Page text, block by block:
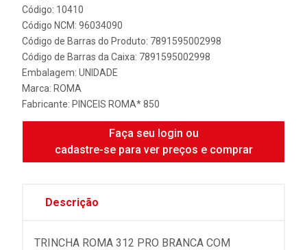
Código: 10410
Código NCM: 96034090
Código de Barras do Produto: 7891595002998
Código de Barras da Caixa: 7891595002998
Embalagem: UNIDADE
Marca: ROMA
Fabricante: PINCEIS ROMA* 850
Faça seu login ou
cadastre-se para ver preços e comprar
Descrição
TRINCHA ROMA 312 PRO BRANCA COM